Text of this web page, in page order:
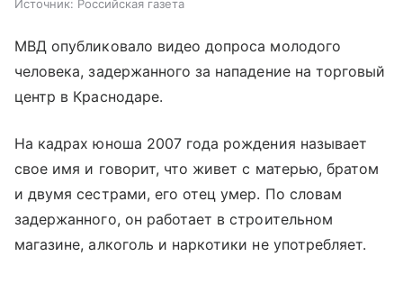
Источник: Российская газета
МВД опубликовало видео допроса молодого
человека, задержанного за нападение на торговый
центр в Краснодаре.
На кадрах юноша 2007 года рождения называет
свое имя и говорит, что живет с матерью, братом
и двумя сестрами, его отец умер. По словам
задержанного, он работает в строительном
магазине, алкоголь и наркотики не употребляет.